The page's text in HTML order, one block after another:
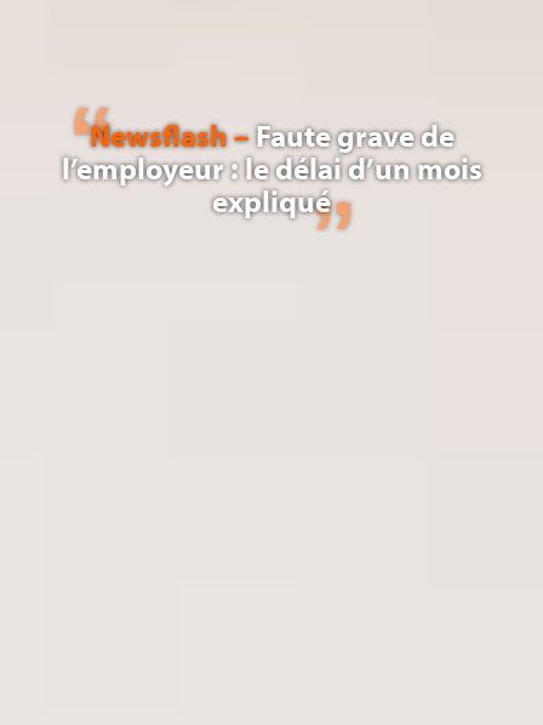
Newsflash –Faute grave de
l’employeur : le délai d’un mois
expliqué